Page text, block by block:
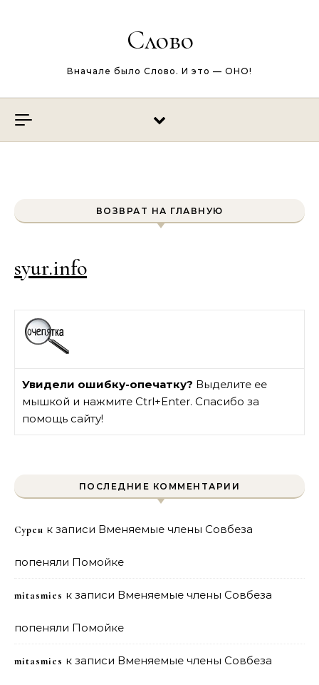
Слово
Вначале было Слово. И это — ОНО!
ВОЗВРАТ НА ГЛАВНУЮ
syur.info
Увидели ошибку-опечатку? Выделите ее
мышкой и нажмите Ctrl+Enter. Спасибо за
помощь сайту!
ПОСЛЕДНИЕ КОММЕНТАРИИ
Сурен к записи Вменяемые члены Совбеза
попеняли Помойке
mitasmies к записи Вменяемые члены Совбеза
попеняли Помойке
mitasmies к записи Вменяемые члены Совбеза